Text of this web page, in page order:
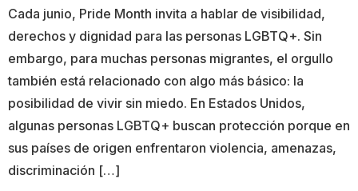
Cada junio, Pride Month invita a hablar de visibilidad,
derechos y dignidad para las personas LGBTQ+. Sin
embargo, para muchas personas migrantes, el orgullo
también está relacionado con algo más básico: la
posibilidad de vivir sin miedo. En Estados Unidos,
algunas personas LGBTQ+ buscan protección porque en
sus países de origen enfrentaron violencia, amenazas,
discriminación […]